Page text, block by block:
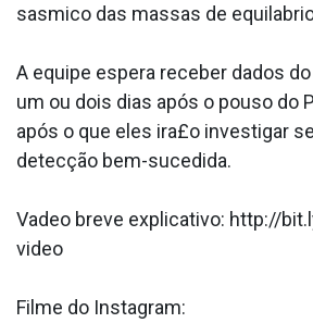
sa­smico das massas de
A equipe espera receber dados
um ou dois dias após o pouso do
após o que eles ira£o investigar
detecção bem-sucedida.
Va­deo breve explicativo: http://
video
Filme do Instagram: